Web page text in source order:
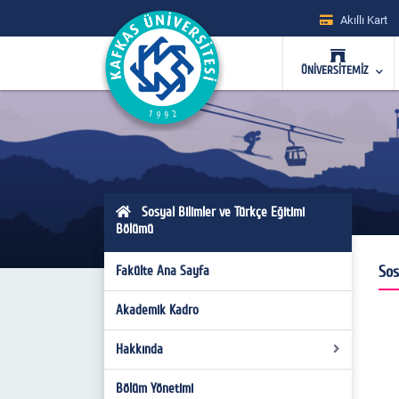
Akıllı Kart
ÜNİVERSİTEMİZ
Sosyal Bilimler ve Türkçe Eğitimi
Bölümü
Fakülte Ana Sayfa
Akademik Kadro
Hakkında
Bölüm
Bölüm Yönetimi